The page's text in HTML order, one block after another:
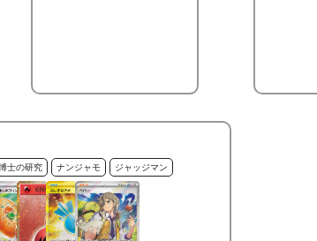
士の研究 ナンジャモ ジャッジマン